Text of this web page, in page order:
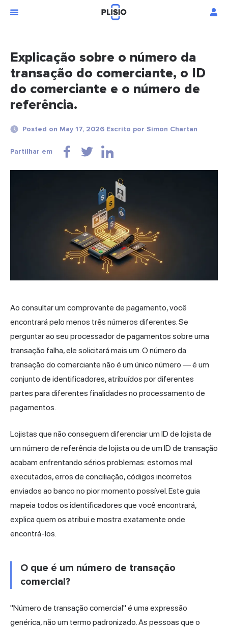
Explicação sobre o número da
transação do comerciante, o ID
do comerciante e o número de
referência.
Posted on May 17, 2026 Escrito por Simon Chartan
Partilhar em
Ao consultar um comprovante de pagamento, você
encontrará pelo menos três números diferentes. Se
perguntar ao seu processador de pagamentos sobre uma
transação falha, ele solicitará mais um. O número da
transação do comerciante não é um único número — é um
conjunto de identificadores, atribuídos por diferentes
partes para diferentes finalidades no processamento de
pagamentos.
Lojistas que não conseguem diferenciar um ID de lojista de
um número de referência de lojista ou de um ID de transação
acabam enfrentando sérios problemas: estornos mal
executados, erros de conciliação, códigos incorretos
enviados ao banco no pior momento possível. Este guia
mapeia todos os identificadores que você encontrará,
explica quem os atribui e mostra exatamente onde
encontrá-los.
O que é um número de transação
comercial?
"Número de transação comercial" é uma expressão
genérica, não um termo padronizado. As pessoas que o